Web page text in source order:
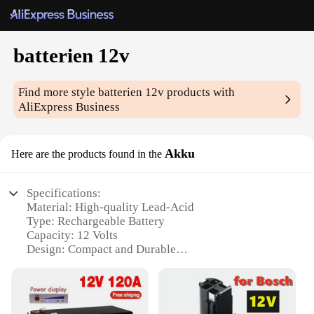
batterien 12v
Find more stylebatterien 12v products with
AliExpress Business
Here are the products found in the Akku
Specifications:
Material: High-quality Lead-Acid
Type: Rechargeable Battery
Capacity: 12 Volts
Design: Compact and Durable
Performance: Long-Lasting and Reliable
Features: